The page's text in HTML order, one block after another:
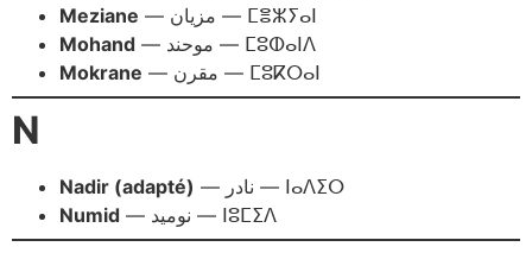
Meziane
— مزيان — ⵎⴻⵣⵢⴰⵏ
Mohand
— موحند — ⵎⵓⵀⴰⵏⴷ
Mokrane
— مقرن — ⵎⵓⴽⵔⴰⵏ
N
Nadir (adapté)
— نادر — ⵏⴰⴷⵉⵔ
Numid
— نوميد — ⵏⵓⵎⵉⴷ